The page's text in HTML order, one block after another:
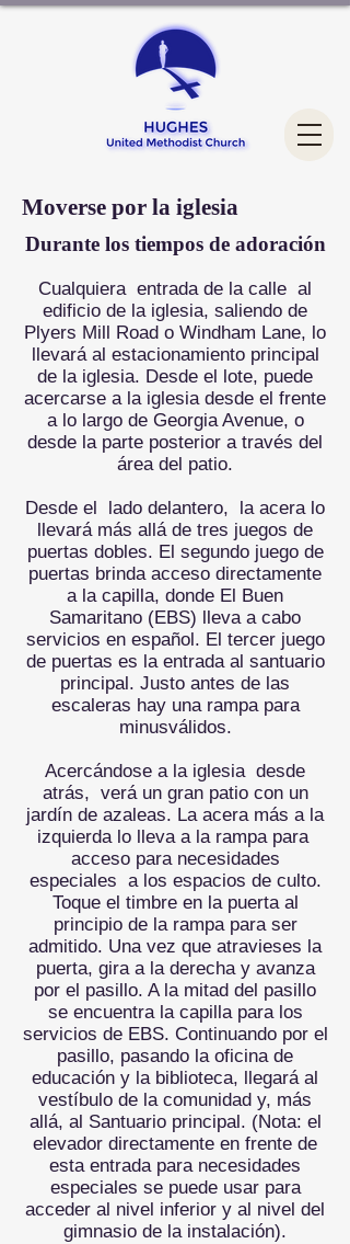
Moverse por la iglesia
Durante los tiempos de adoración
Cualquiera entrada de la calle al
edificio de la iglesia, saliendo de
Plyers Mill Road o Windham Lane, lo
llevará al estacionamiento principal
de la iglesia. Desde el lote, puede
acercarse a la iglesia desde el frente
a lo largo de Georgia Avenue, o
desde la parte posterior a través del
área del patio.
Desde el lado delantero,
la acera lo
llevará más allá de tres juegos de
puertas dobles. El segundo juego de
puertas brinda acceso directamente
a la capilla, donde El Buen
Samaritano (EBS) lleva a cabo
servicios en español. El tercer juego
de puertas es la entrada al santuario
principal. Justo antes de las
escaleras hay una rampa para
minusválidos.
Acercándose a la iglesia desde
atrás, verá un gran patio con un
jardín de azaleas. La acera más a la
izquierda lo lleva a la rampa para
acceso para necesidades
especiales a los espacios de culto.
Toque el timbre en la puerta al
principio de la rampa para ser
admitido. Una vez que atravieses la
puerta, gira a la derecha y avanza
por el pasillo. A la mitad del pasillo
se encuentra la capilla para los
servicios de EBS. Continuando por el
pasillo, pasando la oficina de
educación y la biblioteca, llegará al
vestíbulo de la comunidad y, más
allá, al Santuario principal. (Nota: el
elevador directamente en frente de
esta entrada para necesidades
especiales se puede usar para
acceder al nivel inferior y al nivel del
gimnasio de la instalación).